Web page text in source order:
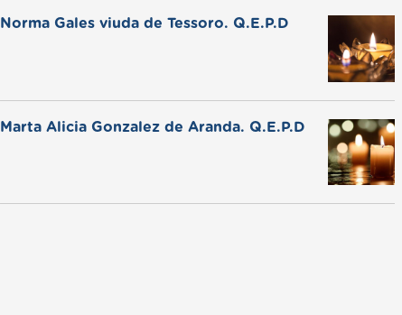
Norma Gales viuda de Tessoro. Q.E.P.D
Marta Alicia Gonzalez de Aranda. Q.E.P.D